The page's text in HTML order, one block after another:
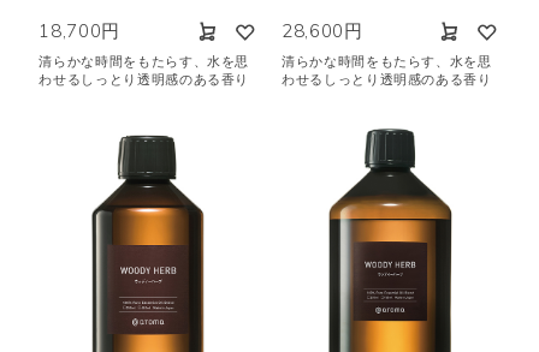
18,700円
清らかな時間をもたらす、水を思
わせるしっとり透明感のある香り
28,600円
清らかな時間をもたらす、水を思
わせるしっとり透明感のある香り